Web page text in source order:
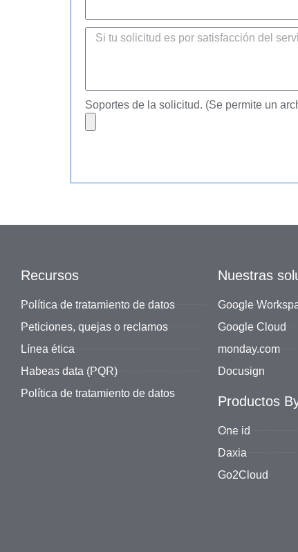
Soportes de la solicitud. (Se permite un
Recursos
Política de tratamiento de datos
Peticiones, quejas o reclamos
Línea ética
Habeas data (PQR)
Política de tratamiento de datos
Nuestras
Google
Google Cloud
monday.com
Docusign
Productos
One id
Daxia
Go2Cloud